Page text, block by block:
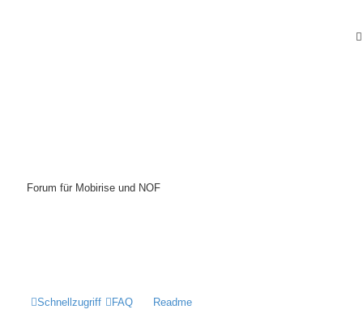
Forum für Mobirise und NOF
Schnellzugriff FAQ Readme